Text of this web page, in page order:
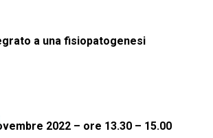
a una fisiopatogenesi
2022 – ore 13.30 – 15.00